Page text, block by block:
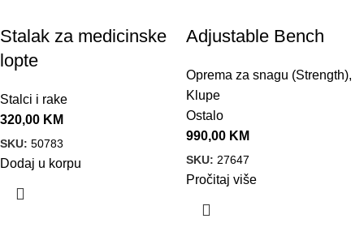
Stalak za medicinske
lopte
Stalci i rake
320,00 KM
SKU: 50783
Dodaj u korpu
Adjustable Bench
Oprema za snagu (Strength),
Klupe
Ostalo
990,00 KM
SKU: 27647
Pročitaj više